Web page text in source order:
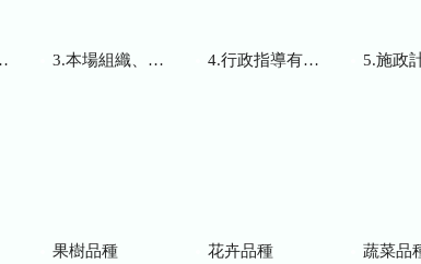
3.本場組織、職掌及聯絡資訊 4.行政指導有關文書 5.施政計畫、業務統
果樹品種 花卉品種 蔬菜品